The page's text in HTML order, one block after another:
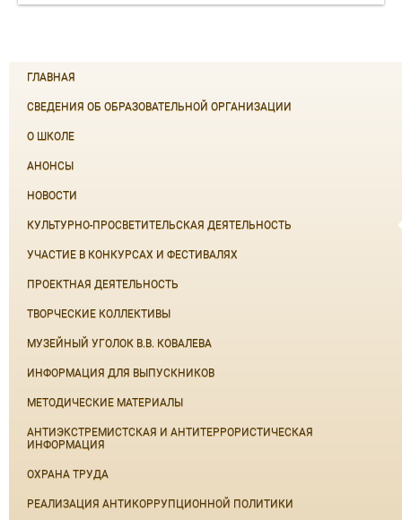
ГЛАВНАЯ
СВЕДЕНИЯ ОБ ОБРАЗОВАТЕЛЬНОЙ ОРГАНИЗАЦИИ
О ШКОЛЕ
АНОНСЫ
НОВОСТИ
КУЛЬТУРНО-ПРОСВЕТИТЕЛЬСКАЯ ДЕЯТЕЛЬНОСТЬ
УЧАСТИЕ В КОНКУРСАХ И ФЕСТИВАЛЯХ
ПРОЕКТНАЯ ДЕЯТЕЛЬНОСТЬ
ТВОРЧЕСКИЕ КОЛЛЕКТИВЫ
МУЗЕЙНЫЙ УГОЛОК В.В. КОВАЛЕВА
ИНФОРМАЦИЯ ДЛЯ ВЫПУСКНИКОВ
МЕТОДИЧЕСКИЕ МАТЕРИАЛЫ
АНТИЭКСТРЕМИСТСКАЯ И АНТИТЕРРОРИСТИЧЕСКАЯ
ИНФОРМАЦИЯ
ОХРАНА ТРУДА
РЕАЛИЗАЦИЯ АНТИКОРРУПЦИОННОЙ ПОЛИТИКИ